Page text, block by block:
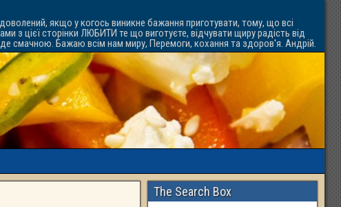
якщо у когось виникне бажання приготувати, тому, що всі
з цієї сторінки ЛЮБИТИ те що виготуєте, відчувати щиру радість від
смачною. Бажаю всім нам миру, Перемоги, кохання та здоров'я. Андрій.
The Search Box